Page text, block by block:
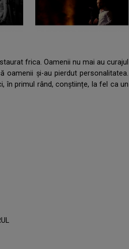
frica. Oamenii nu mai au curajul
și-au pierdut personalitatea.
în primul rând, conștiințe, la fel ca un